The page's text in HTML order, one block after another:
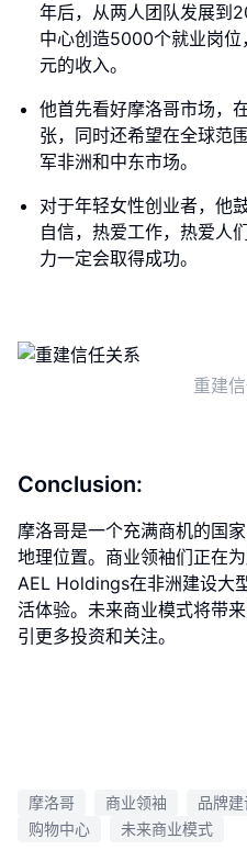
年后，从两人团队发展到
中心创造5000个就业岗
元的收入。
他首先看好摩洛哥市场，
张，同时还希望在全球范
军非洲和中东市场。
对于年轻女性创业者，他
自信，热爱工作，热爱人
力一定会取得成功。
重建
Conclusion:
摩洛哥是一个充满商机的国
地理位置。商业领袖们正在
AEL Holdings在非洲建设大
活体验。未来商业模式将带
引更多投资和关注。
摩洛哥 商业领袖 品牌建
购物中心
未来商业模式